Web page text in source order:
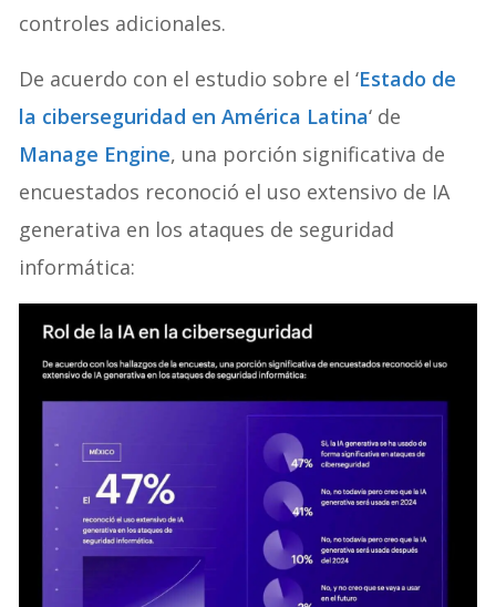
controles adicionales.
De acuerdo con el estudio sobre el ‘Estado de
la ciberseguridad en América Latina‘ de
Manage Engine, una porción significativa de
encuestados reconoció el uso extensivo de IA
generativa en los ataques de seguridad
informática: